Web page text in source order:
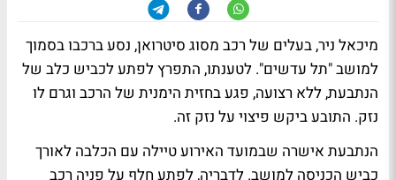
מיכאל ניר, בעלים של רכב מסוג סיטרואן, נסע ברכבו בסמוך
למושב "תל עדשים". לטענתו, התפרץ לפתע לכביש כלב של
הנתבעת, ללא רצועה, פגע בחזית הימנית של הרכב וגרם לו
נזק. התובע ביקש פיצוי על נזק זה.
הנתבעת אישרה שבמועד האירוע טיילה עם הכלבה לאורך
כביש הכניסה למושב. לדבריה, לפתע חלף על פניה רכב